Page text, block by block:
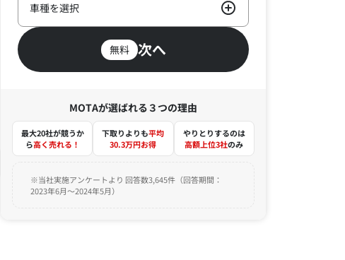
車種を選択
無料 次へ
MOTAが選ばれる３つの理由
最大20社が競うか
ら高く売れる！
下取りよりも平均
30.3万円お得
やりとりするのは
高額上位3社のみ
※当社実施アンケートより 回答数3,645件（回答期間：
2023年6月～2024年5月）